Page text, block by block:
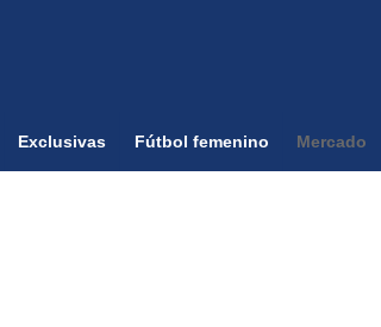
Exclusivas Fútbol femenino Mercado